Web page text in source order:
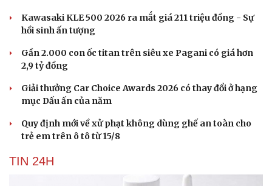
Săn Tour
check-in
Đọc truyện đêm khuya
Hạt giống tâm hồn
Kawasaki KLE 500 2026 ra mắt giá 211 triệu đồng - Sự
hồi sinh ấn tượng
Gần 2.000 con ốc titan trên siêu xe Pagani có giá hơn
2,9 tỷ đồng
Giải thưởng Car Choice Awards 2026 có thay đổi ở hạng
mục Dấu ấn của năm
Quy định mới về xử phạt không dùng ghế an toàn cho
trẻ em trên ô tô từ 15/8
TIN 24H